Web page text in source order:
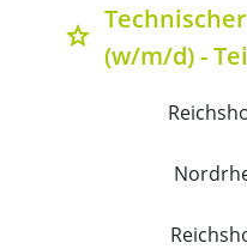
grade
(w/m/d) -